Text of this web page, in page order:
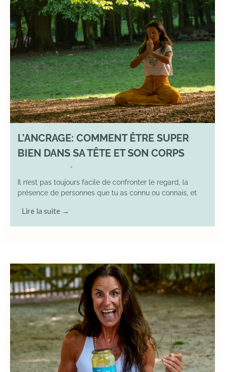
L’ANCRAGE: COMMENT ÊTRE SUPER
BIEN DANS SA TÊTE ET SON CORPS
•
Il n’est pas toujours facile de confronter le regard, la
présence de personnes que tu as connu ou connais, et
Lire la suite →